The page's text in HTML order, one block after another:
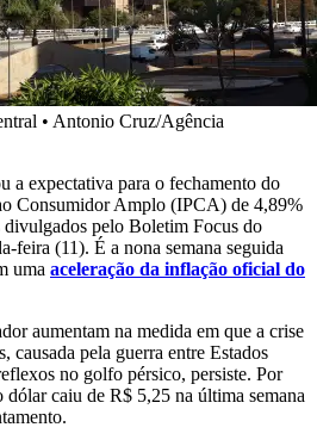
• Antonio Cruz/Agência
a expectativa para o fechamento do
Consumidor Amplo (IPCA) de 4,89%
divulgados pelo Boletim Focus do
feira (11). É a nona semana seguida
uma aceleração da inflação oficial do
aumentam na medida em que a crise
causada pela guerra entre Estados
no golfo pérsico, persiste. Por
caiu de R$ 5,25 na última semana